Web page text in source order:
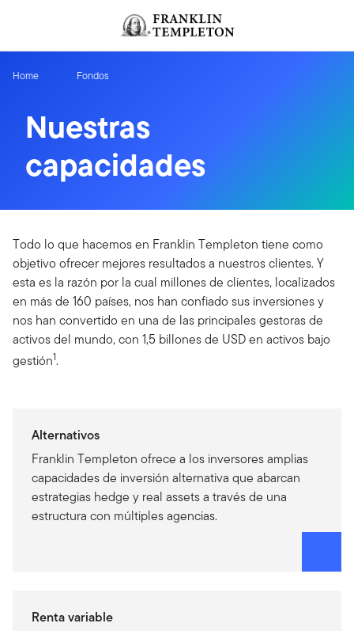
Home Fondos
Nuestras
capacidades
Todo lo que hacemos en Franklin Templeton tiene como
objetivo ofrecer mejores resultados a nuestros clientes. Y
esta es la razón por la cual millones de clientes, localizados
en más de 160 países, nos han confiado sus inversiones y
nos han convertido en una de las principales gestoras de
activos del mundo, con 1,5 billones de USD en activos bajo
gestión1.
Alternativos
Franklin Templeton ofrece a los inversores amplias
capacidades de inversión alternativa que abarcan
estrategias hedge y real assets a través de una
estructura con múltiples agencias.
Renta variable